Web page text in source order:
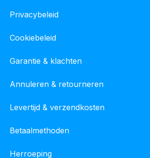
Privacybeleid
Cookiebeleid
Garantie & klachten
Annuleren & retourneren
Levertijd & verzendkosten
Betaalmethoden
Herroeping